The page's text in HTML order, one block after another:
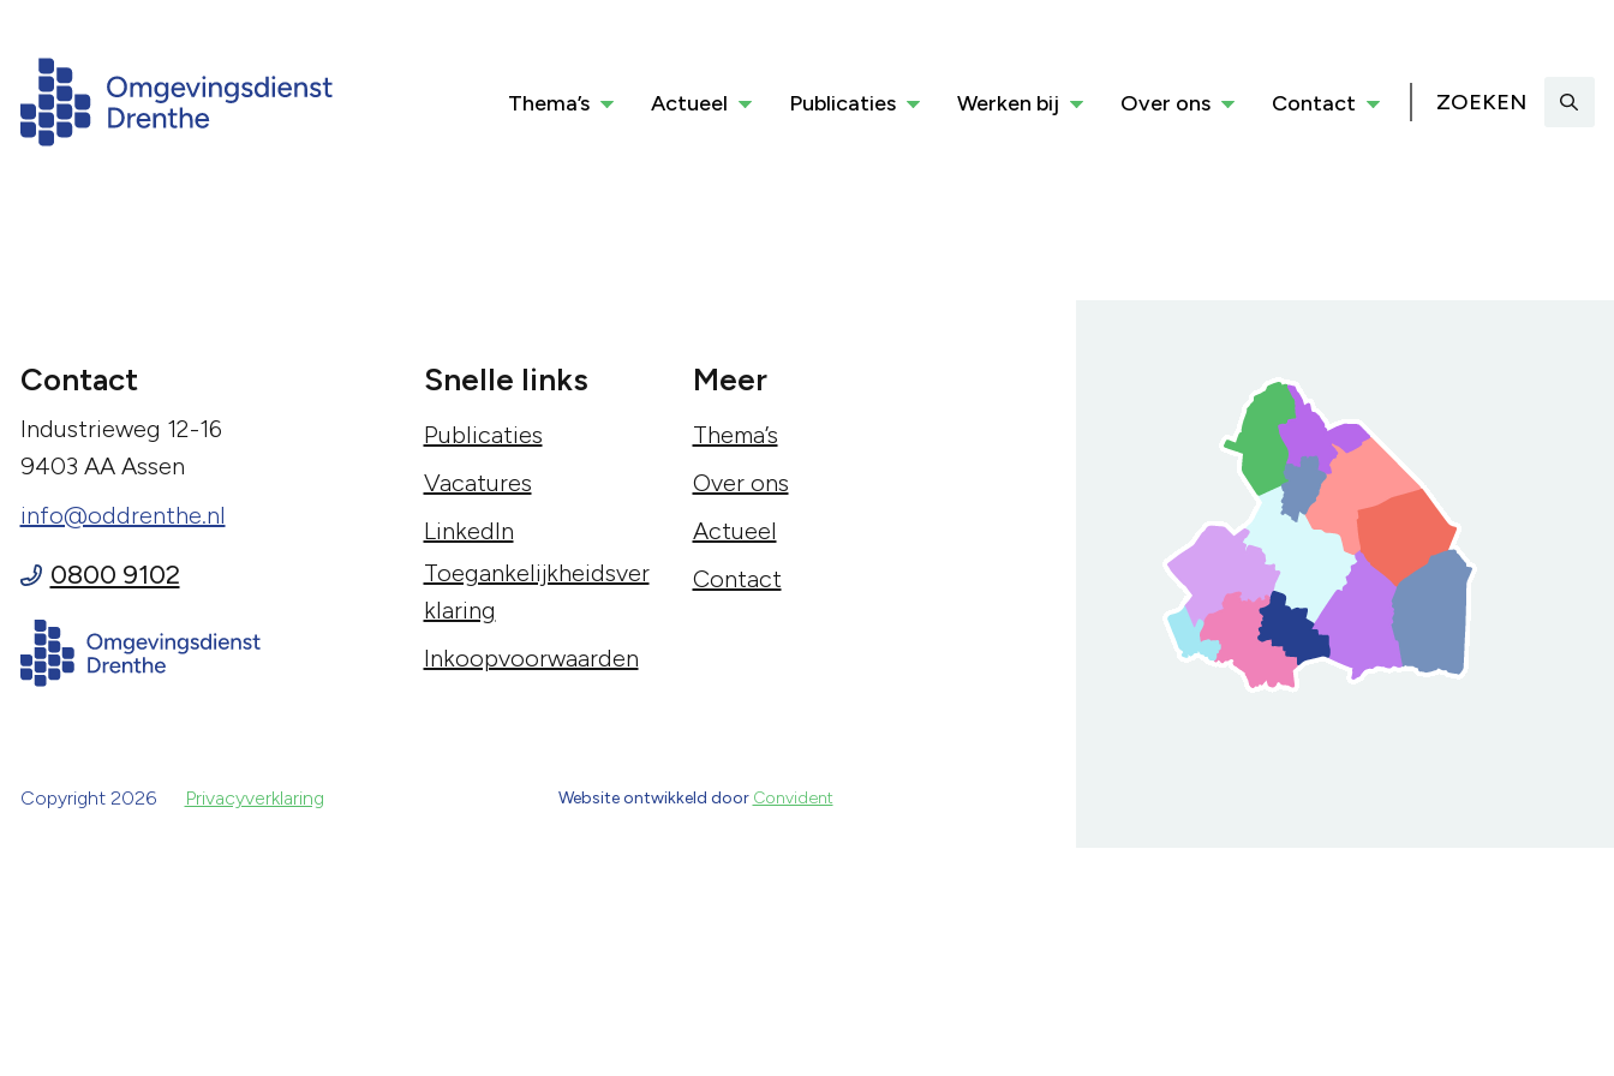
Thema’s Actueel Publicaties Werken bij Over ons Contact ZOEKEN
Contact
Industrieweg 12-16
9403 AA Assen
info@oddrenthe.nl
0800 9102
Snelle links
Publicaties
Vacatures
LinkedIn
Toegankelijkheidsver
klaring
Inkoopvoorwaarden
Meer
Thema’s
Over ons
Actueel
Contact
Copyright 2026 Privacyverklaring Website ontwikkeld door Convident